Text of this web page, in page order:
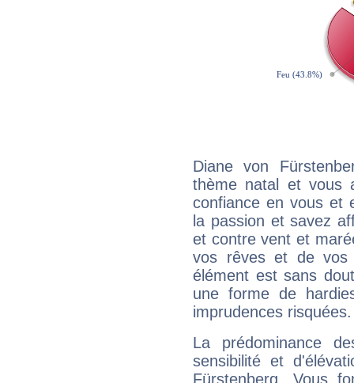
Diane von
thème natal et vous
confiance en vous et
la passion et savez
et contre vent et
vos rêves et de vos
élément est sans
une forme de
imprudences risquées.
La prédominance
sensibilité et
Fürstenberg. Vous